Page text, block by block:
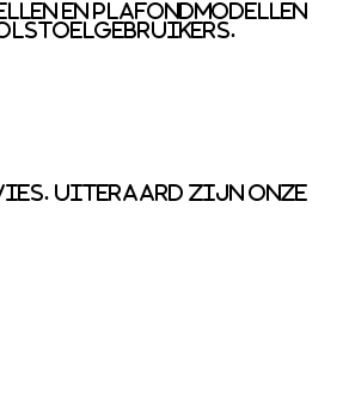
en plafondmodellen
Uiteraard zijn onze